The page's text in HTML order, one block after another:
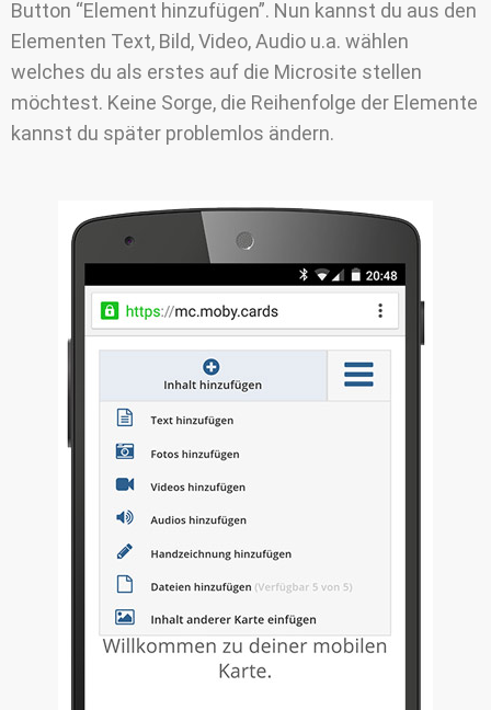
Button “Element hinzufügen”. Nun kannst du aus den
Elementen Text, Bild, Video, Audio u.a. wählen
welches du als erstes auf die Microsite stellen
möchtest. Keine Sorge, die Reihenfolge der Elemente
kannst du später problemlos ändern.